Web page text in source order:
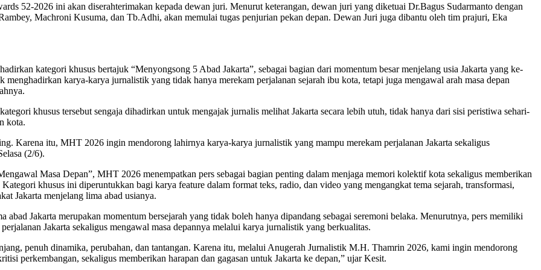
52-2026 ini akan diserahterimakan kepada dewan juri. Menurut keterangan, dewan juri yang diketuai Dr.Bagus Sudarmanto dengan
Machroni Kusuma, dan Tb.Adhi, akan memulai tugas penjurian pekan depan. Dewan Juri juga dibantu oleh tim prajuri, Eka
kategori khusus bertajuk “Menyongsong 5 Abad Jakarta”, sebagai bagian dari momentum besar menjelang usia Jakarta yang ke-
karya-karya jurnalistik yang tidak hanya merekam perjalanan sejarah ibu kota, tetapi juga mengawal arah masa depan
khusus tersebut sengaja dihadirkan untuk mengajak jurnalis melihat Jakarta secara lebih utuh, tidak hanya dari sisi peristiwa sehari-
kota.
Karena itu, MHT 2026 ingin mendorong lahirnya karya-karya jurnalistik yang mampu merekam perjalanan Jakarta sekaligus
(2/6).
Masa Depan”, MHT 2026 menempatkan pers sebagai bagian penting dalam menjaga memori kolektif kota sekaligus memberikan
khusus ini diperuntukkan bagi karya feature dalam format teks, radio, dan video yang mengangkat tema sejarah, transformasi,
Jakarta menjelang lima abad usianya.
Jakarta merupakan momentum bersejarah yang tidak boleh hanya dipandang sebagai seremoni belaka. Menurutnya, pers memiliki
Jakarta sekaligus mengawal masa depannya melalui karya jurnalistik yang berkualitas.
penuh dinamika, perubahan, dan tantangan. Karena itu, melalui Anugerah Jurnalistik M.H. Thamrin 2026, kami ingin mendorong
perkembangan, sekaligus memberikan harapan dan gagasan untuk Jakarta ke depan,” ujar Kesit.